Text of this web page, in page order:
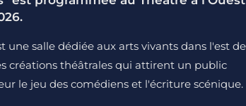
une salle dédiée aux arts vivants dans l'est de
créations théâtrales qui attirent un public
le jeu des comédiens et l'écriture scénique.